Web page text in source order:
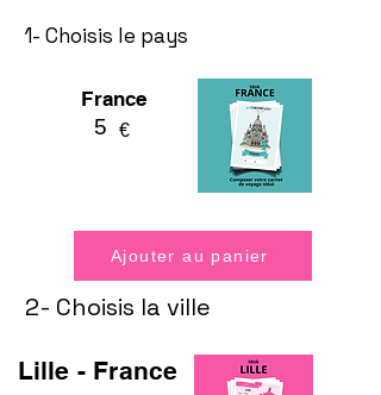
1- Choisis le pays
France
5 €
Ajouter au panier
2- Choisis la ville
Lille - France